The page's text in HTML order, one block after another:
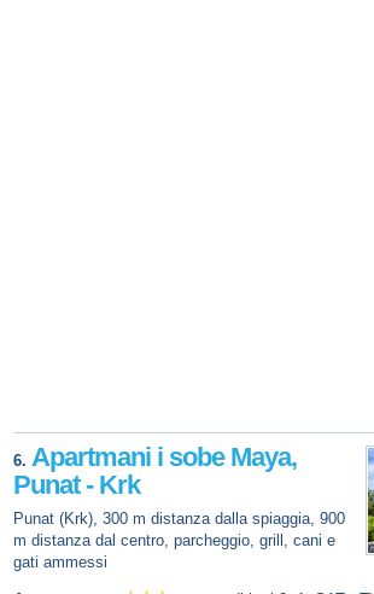
6. Apartmani i sobe Maya,
Punat - Krk
Punat (Krk), 300 m distanza dalla spiaggia, 900
m distanza dal centro, parcheggio, grill, cani e
gati ammessi